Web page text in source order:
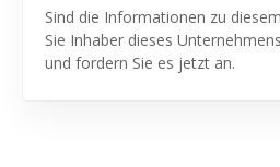
Sind die Informationen zu
Sie Inhaber dieses
und fordern Sie es jetzt an.